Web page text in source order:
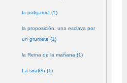
la poligamia (1)
la proposición: una esclava por
un grumete (1)
la Reina de la mañana (1)
La sirafeh (1)